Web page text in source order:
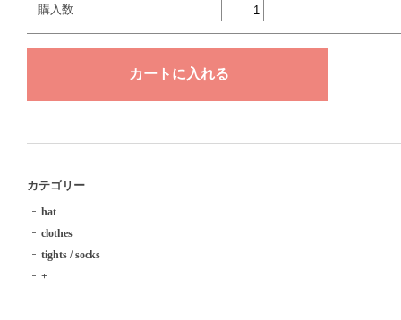
購入数
カテゴリー
hat
clothes
tights / socks
+